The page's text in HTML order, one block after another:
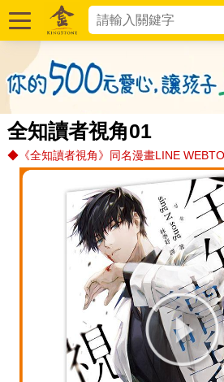
全知讀者視角01
◆《全知讀者視角》同名漫畫LINE